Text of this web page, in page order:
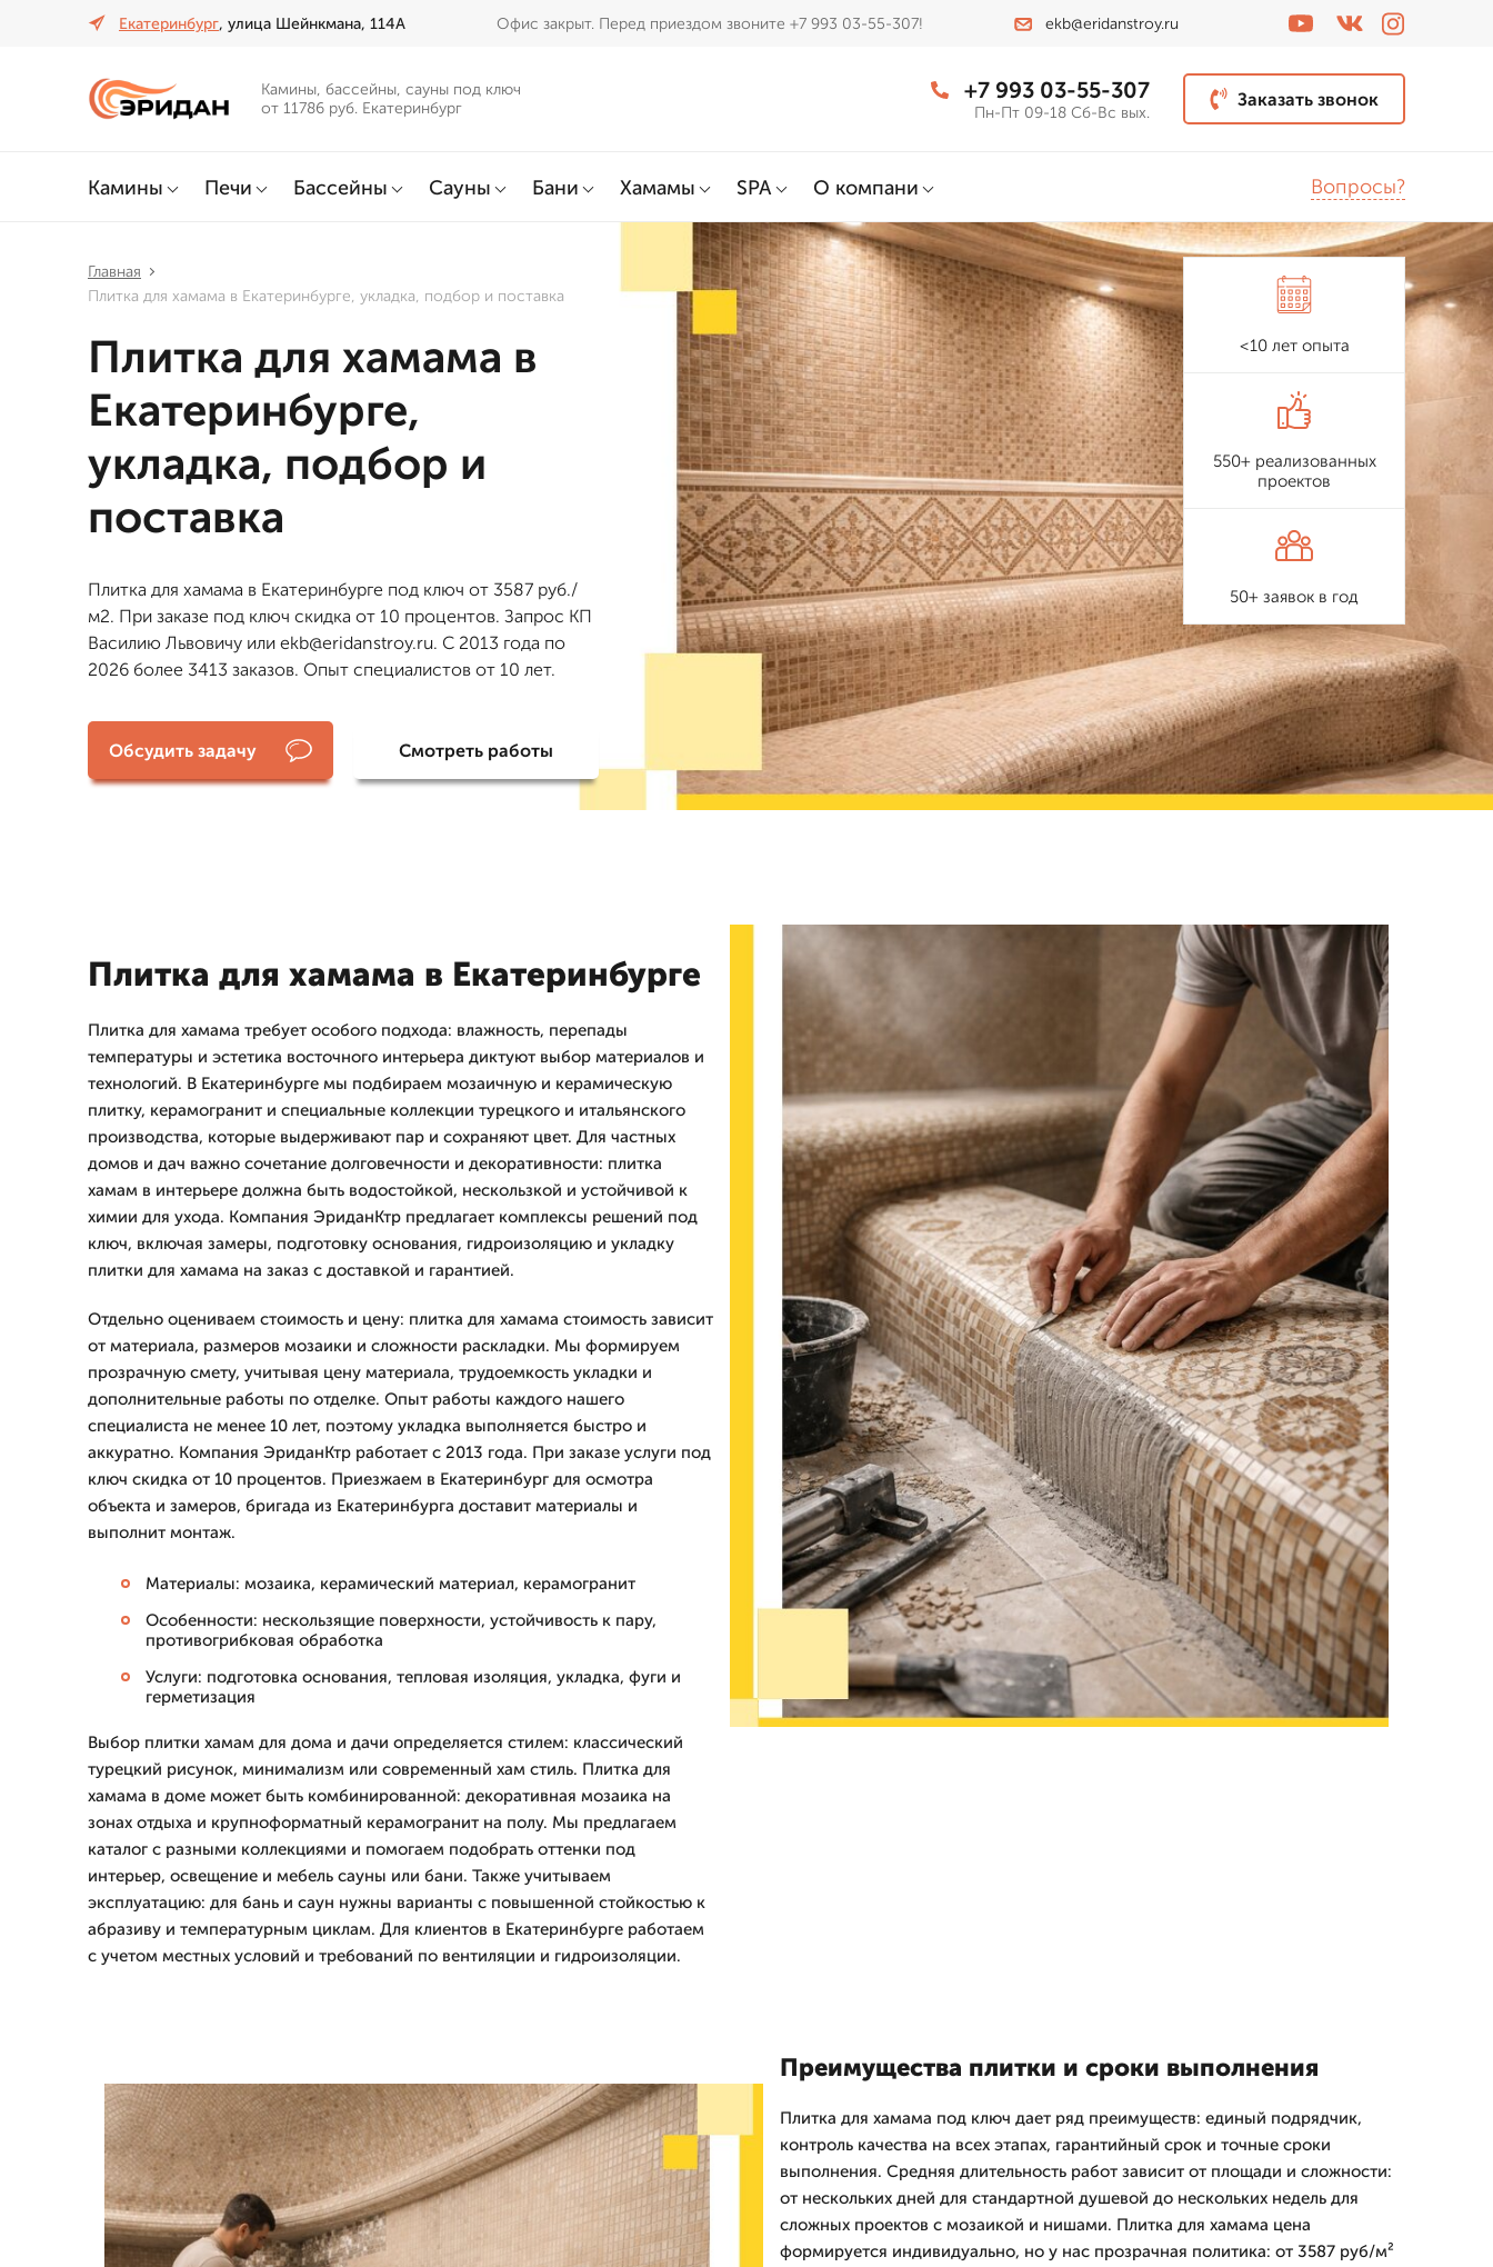
Екатеринбург, улица Шейнкмана, 114А Офис закрыт. Перед приездом звоните +7 993 03-55-307! ekb@eridanstroy.ru
Камины, бассейны, сауны под ключ
от 11786 руб. Екатеринбург
+7 993 03-55-307
Пн-Пт 09-18 Сб-Вс вых.
Заказать звонок
Камины Печи Бассейны Сауны Бани Хамамы SPA О компани Вопросы?
Главная
Плитка для хамама в Екатеринбурге, укладка, подбор и поставка
Плитка для хамама в
Екатеринбурге,
укладка, подбор и
поставка
Плитка для хамама в Екатеринбурге под ключ от 3587 руб./
м2. При заказе под ключ скидка от 10 процентов. Запрос КП
Василию Львовичу или ekb@eridanstroy.ru. С 2013 года по
2026 более 3413 заказов. Опыт специалистов от 10 лет.
Обсудить задачу Смотреть работы
<10 лет опыта
550+ реализованных
проектов
50+ заявок в год
Плитка для хамама в Екатеринбурге
Плитка для хамама требует особого подхода: влажность, перепады
температуры и эстетика восточного интерьера диктуют выбор материалов и
технологий. В Екатеринбурге мы подбираем мозаичную и керамическую
плитку, керамогранит и специальные коллекции турецкого и итальянского
производства, которые выдерживают пар и сохраняют цвет. Для частных
домов и дач важно сочетание долговечности и декоративности: плитка
хамам в интерьере должна быть водостойкой, нескользкой и устойчивой к
химии для ухода. Компания ЭриданКтр предлагает комплексы решений под
ключ, включая замеры, подготовку основания, гидроизоляцию и укладку
плитки для хамама на заказ с доставкой и гарантией.
Отдельно оцениваем стоимость и цену: плитка для хамама стоимость зависит
от материала, размеров мозаики и сложности раскладки. Мы формируем
прозрачную смету, учитывая цену материала, трудоемкость укладки и
дополнительные работы по отделке. Опыт работы каждого нашего
специалиста не менее 10 лет, поэтому укладка выполняется быстро и
аккуратно. Компания ЭриданКтр работает с 2013 года. При заказе услуги под
ключ скидка от 10 процентов. Приезжаем в Екатеринбург для осмотра
объекта и замеров, бригада из Екатеринбурга доставит материалы и
выполнит монтаж.
Материалы: мозаика, керамический материал, керамогранит
Особенности: нескользящие поверхности, устойчивость к пару,
противогрибковая обработка
Услуги: подготовка основания, тепловая изоляция, укладка, фуги и
герметизация
Выбор плитки хамам для дома и дачи определяется стилем: классический
турецкий рисунок, минимализм или современный хам стиль. Плитка для
хамама в доме может быть комбинированной: декоративная мозаика на
зонах отдыха и крупноформатный керамогранит на полу. Мы предлагаем
каталог с разными коллекциями и помогаем подобрать оттенки под
интерьер, освещение и мебель сауны или бани. Также учитываем
эксплуатацию: для бань и саун нужны варианты с повышенной стойкостью к
абразиву и температурным циклам. Для клиентов в Екатеринбурге работаем
с учетом местных условий и требований по вентиляции и гидроизоляции.
Преимущества плитки и сроки выполнения
Плитка для хамама под ключ дает ряд преимуществ: единый подрядчик,
контроль качества на всех этапах, гарантийный срок и точные сроки
выполнения. Средняя длительность работ зависит от площади и сложности:
от нескольких дней для стандартной душевой до нескольких недель для
сложных проектов с мозаикой и нишами. Плитка для хамама цена
формируется индивидуально, но у нас прозрачная политика: от 3587 руб/м²